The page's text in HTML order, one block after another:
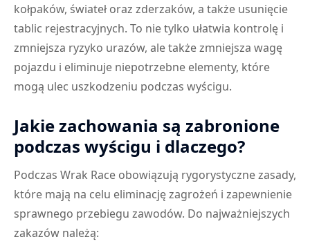
kołpaków, świateł oraz zderzaków, a także usunięcie
tablic rejestracyjnych. To nie tylko ułatwia kontrolę i
zmniejsza ryzyko urazów, ale także zmniejsza wagę
pojazdu i eliminuje niepotrzebne elementy, które
mogą ulec uszkodzeniu podczas wyścigu.
Jakie zachowania są zabronione
podczas wyścigu i dlaczego?
Podczas Wrak Race obowiązują rygorystyczne zasady,
które mają na celu eliminację zagrożeń i zapewnienie
sprawnego przebiegu zawodów. Do najważniejszych
zakazów należą: